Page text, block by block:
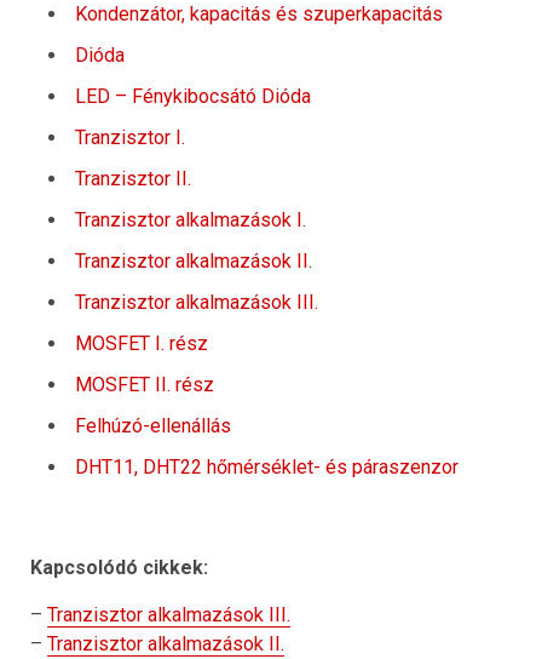
Kondenzátor, kapacitás és szuperkapacitás
Dióda
LED – Fénykibocsátó Dióda
Tranzisztor I.
Tranzisztor II.
Tranzisztor alkalmazások I.
Tranzisztor alkalmazások II.
Tranzisztor alkalmazások III.
MOSFET I. rész
MOSFET II. rész
Felhúzó-ellenállás
DHT11, DHT22 hőmérséklet- és páraszenzor
Kapcsolódó cikkek:
– Tranzisztor alkalmazások III.
– Tranzisztor alkalmazások II.